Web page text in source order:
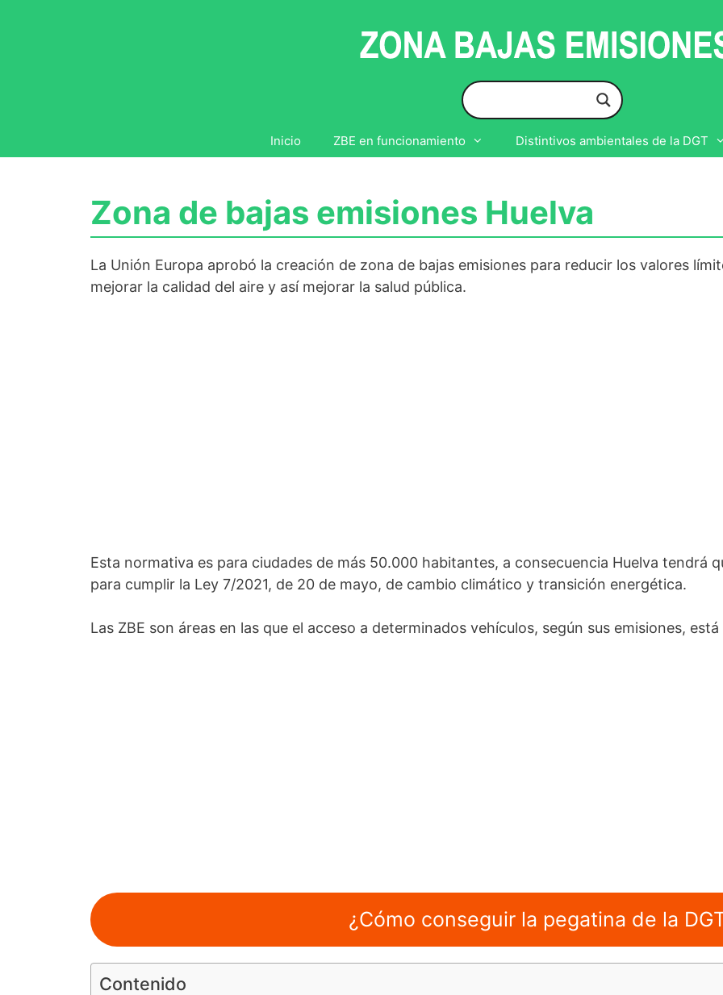
Inicio ZBE en funcionamiento Distintivos ambientales de la DGT
Zona de bajas emisiones Huelva
La Unión Europa aprobó la creación de zona de bajas emisiones para reducir los valores
mejorar la calidad del aire y así mejorar la salud pública.
Esta normativa es para ciudades de más 50.000 habitantes, a consecuencia Huelva tendrá
para cumplir la Ley 7/2021, de 20 de mayo, de cambio climático y transición energética.
Las ZBE son áreas en las que el acceso a determinados vehículos, según sus emisiones,
¿Cómo conseguir la pegatina de la
Contenido